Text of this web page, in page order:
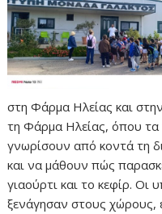
στη Φάρμα Ηλείας και
τη Φάρμα Ηλείας, όπου τα
γνωρίσουν από κοντά τη
και να μάθουν πώς
γιαούρτι και το κεφίρ. Οι
ξενάγησαν στους χώρους,